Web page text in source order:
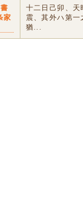
家
十二日己卯、天
震、其外ハ第
猶...